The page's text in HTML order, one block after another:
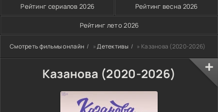
Рейтинг сериалов 2026 Рейтинг весна 2026
Рейтинг лето 2026
Смотреть фильмы онлайн »Детективы » Казанова (2020-2026)
Казанова (2020-2026)